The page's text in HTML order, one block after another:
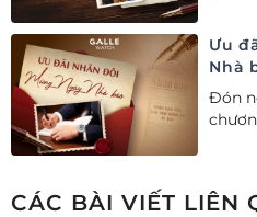
Gia
Ưu
Nhà
Đón
CÁC BÀI VIẾT LIÊN